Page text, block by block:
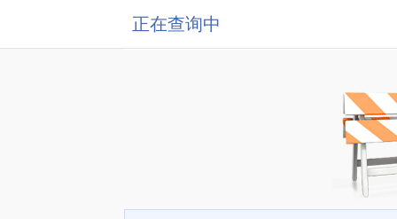
正在查询中